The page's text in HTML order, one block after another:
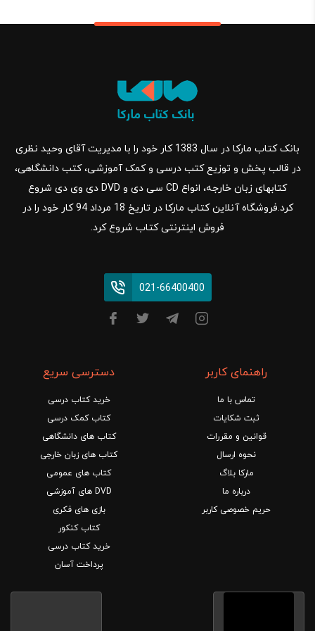
بانک کتاب مارکا در سال 1383 کار خود را با مدیریت آقای وحید نظری
در قالب پخش و توزیع کتب درسی و کمک آموزشی، کتب دانشگاهی،
کتابهای زبان خارجه، انواع CD سی دی و DVD دی وی دی شروع
کرد.فروشگاه آنلاین کتاب مارکا در تاریخ 18 مرداد 94 کار خود را در
فروش اینترنتی کتاب شروع کرد.
021-66400400
راهنمای کاربر
تماس با ما
ثبت شکایات
قوانین و مقررات
نحوه ارسال
مارکا بلاگ
درباره ما
حریم خصوصی کاربر
دسترسی سریع
خرید کتاب درسی
کتاب کمک درسی
کتاب های دانشگاهی
کتاب های زبان خارجی
کتاب های عمومی
DVD های آموزشی
بازی های فکری
کتاب کنکور
خرید کتاب درسی
پرداخت آسان